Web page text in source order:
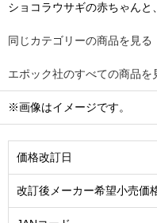
ショコラウサギの赤ちゃんと
同じカテゴリーの商品を見る
エポック社のすべての商品を
※画像はイメージです。
価格改訂日
改訂後メーカー希望小売価